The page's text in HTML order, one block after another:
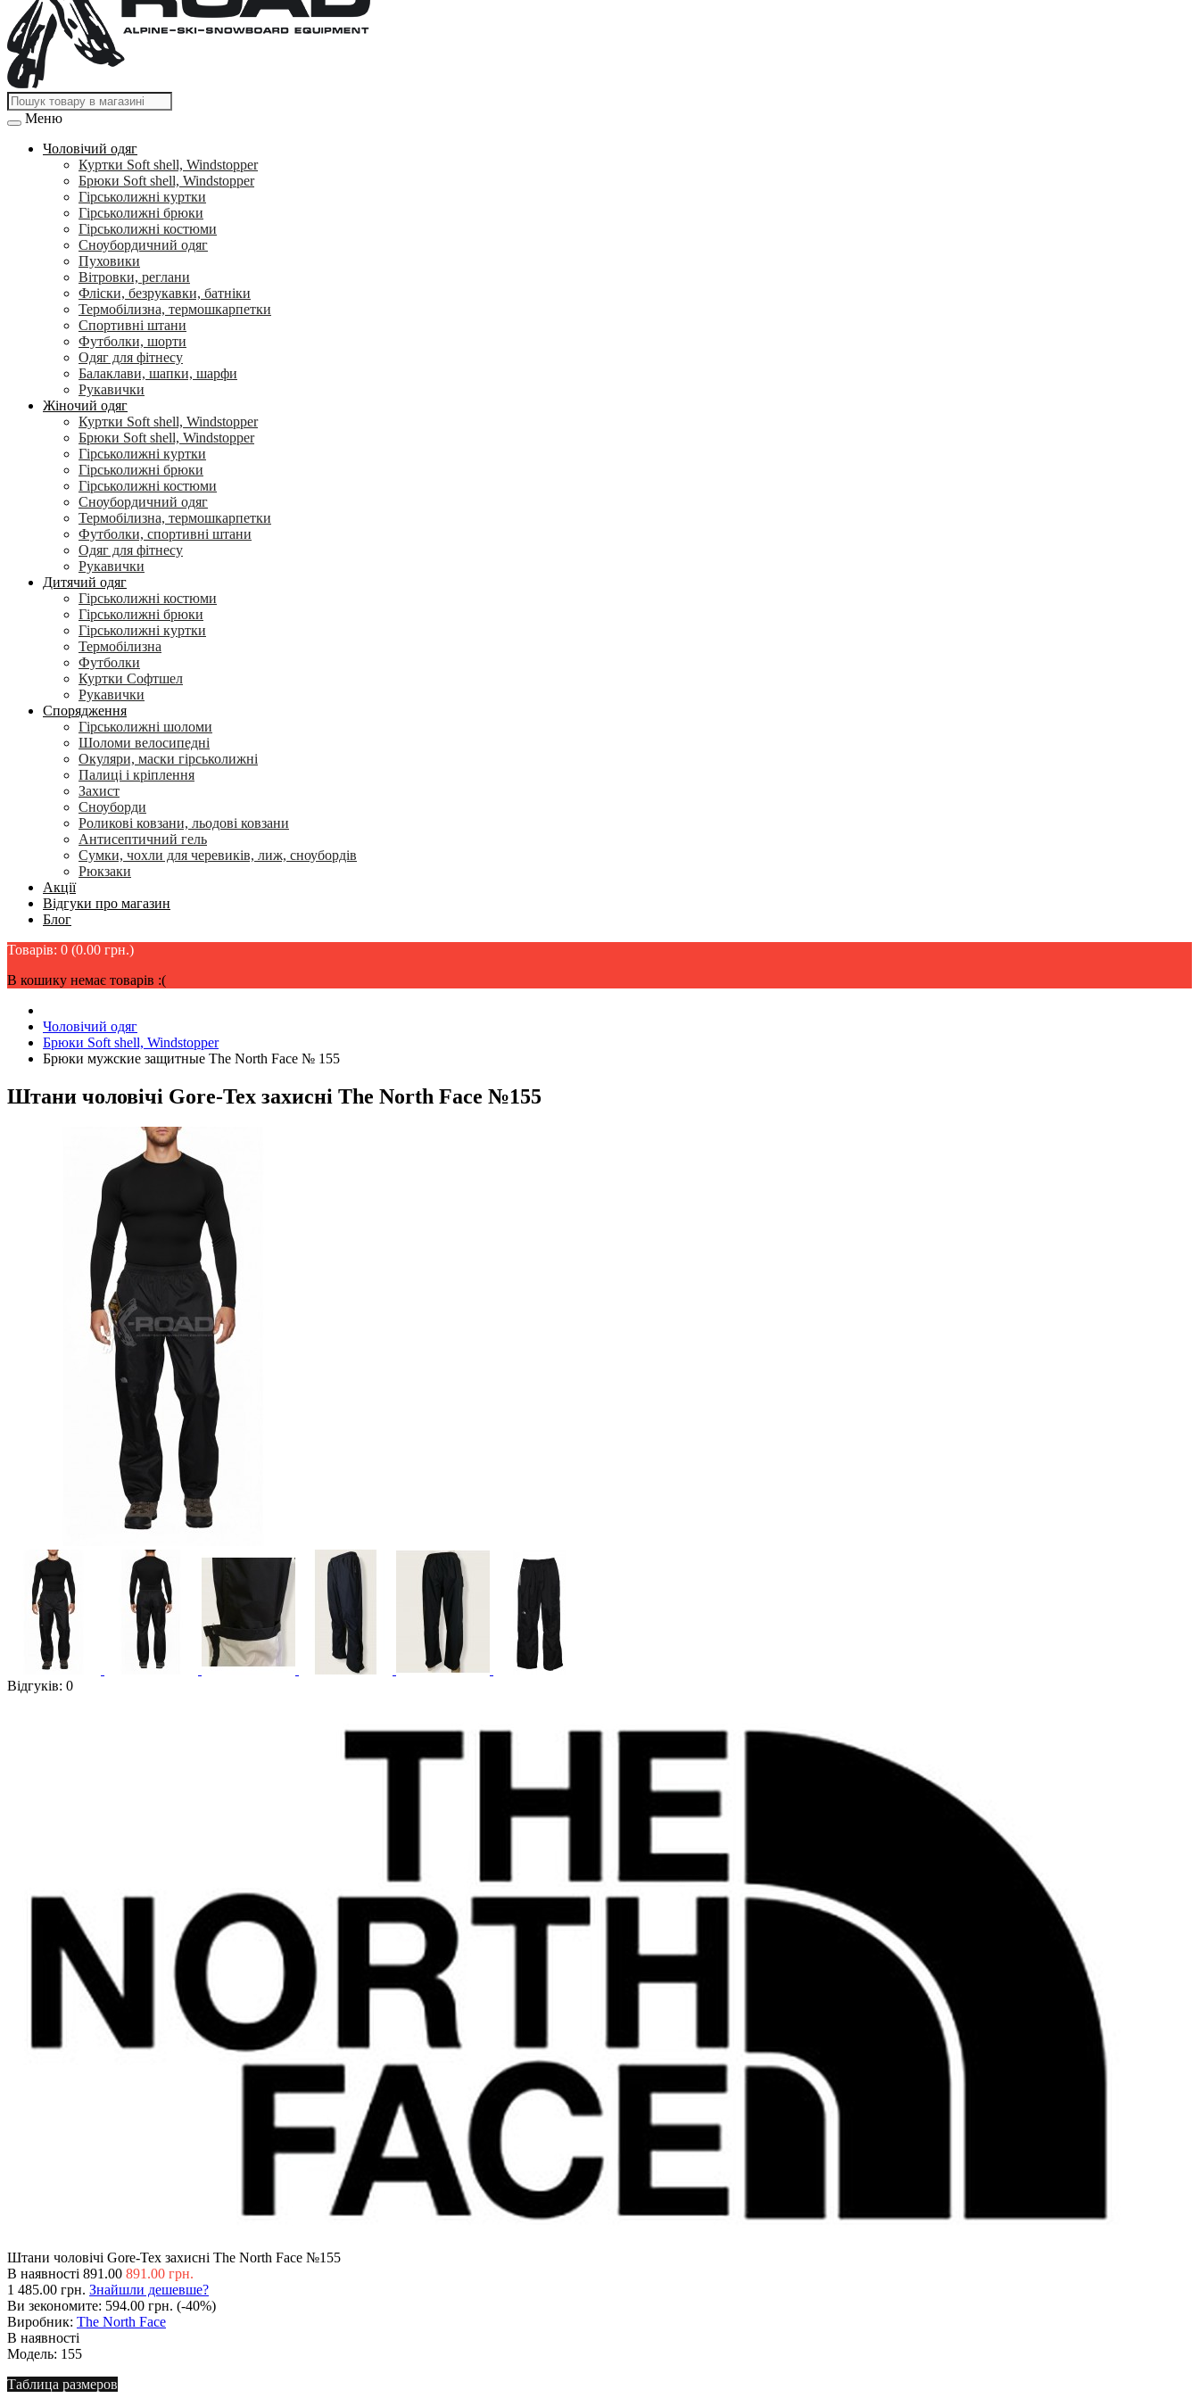
Меню
Чоловічий одяг
Куртки Soft shell, Windstopper
Брюки Soft shell, Windstopper
Гірськолижні куртки
Гірськолижні брюки
Гірськолижні костюми
Сноубордичний одяг
Пуховики
Вітровки, реглани
Фліски, безрукавки, батніки
Термобілизна, термошкарпетки
Спортивні штани
Футболки, шорти
Одяг для фітнесу
Балаклави, шапки, шарфи
Рукавички
Жіночий одяг
Куртки Soft shell, Windstopper
Брюки Soft shell, Windstopper
Гірськолижні куртки
Гірськолижні брюки
Гірськолижні костюми
Сноубордичний одяг
Термобілизна, термошкарпетки
Футболки, спортивні штани
Одяг для фітнесу
Рукавички
Дитячий одяг
Гірськолижні костюми
Гірськолижні брюки
Гірськолижні куртки
Термобілизна
Футболки
Куртки Софтшел
Рукавички
Спорядження
Гірськолижні шоломи
Шоломи велосипедні
Окуляри, маски гірськолижні
Палиці і кріплення
Захист
Сноуборди
Роликові ковзани, льодові ковзани
Антисептичний гель
Сумки, чохли для черевиків, лиж, сноубордів
Рюкзаки
Акції
Відгуки про магазин
Блог
Товарів: 0 (0.00 грн.)
В кошику немає товарів :(
Чоловічий одяг
Брюки Soft shell, Windstopper
Брюки мужские защитные The North Face № 155
Штани чоловічі Gore-Tex захисні The North Face №155
Відгуків: 0
Штани чоловічі Gore-Tex захисні The North Face №155
В наявності 891.00 891.00 грн.
1 485.00 грн. Знайшли дешевше?
Ви зекономите: 594.00 грн. (-40%)
Виробник: The North Face
В наявності
Модель: 155
Таблица размеров